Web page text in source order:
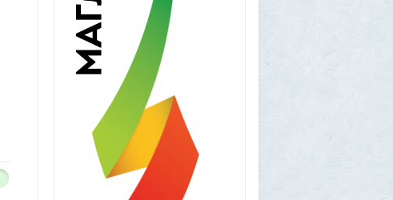
Voldemar
3 августа 2026, 20:17
Как гиганты с Фаэтона и пришельцы из
Нибиру строили цивилизации на Земле
1 августа 2026, 18:36
Леопольд Ашенбреннер: Как 24-летний
щегол заработал $30 млрд на
инвестициях в AI (и потерял их вчера)
1 августа 2026, 17:10
Вселенная, для человеческого разума -
непостижима
1
1 августа 2026, 16:50